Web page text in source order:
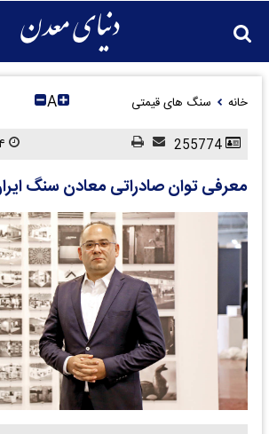
خانه سنگ های قیمتی A
معرفی توان صادراتی معادن سنگ